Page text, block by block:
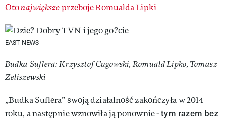
Otonajwiększeprzeboje Romualda Lipki
EAST NEWS
Budka Suflera: Krzysztof Cugowski, Romuald Lipko, Tomasz
Zeliszewski
„Budka Suflera” swoją działalność zakończyła w 2014
roku, a następnie wznowiła ją ponownie -tym razem bez